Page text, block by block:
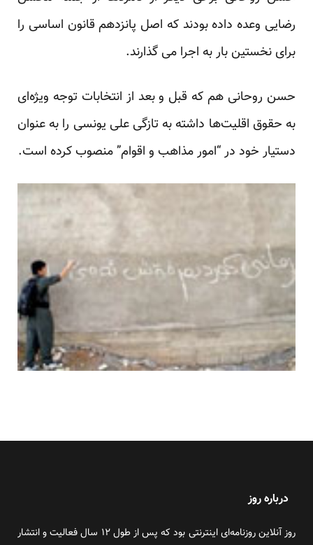
رضایی وعده داده بودند که اصل پانزدهم قانون اساسی را
برای نخستین بار به اجرا می گذارند.
حسن روحانی هم که قبل و بعد از انتخابات توجه ویژه‌ای
به حقوق اقلیت‌ها داشته به تازگی علی یونسی را به عنوان
دستیار خود در “امور مذاهب و اقوام” منصوب کرده است.
درباره روز
روز آنلاین روزنامه‌ای اینترنتی بود که پس از طول ۱۲ سال فعالیت و انتشار